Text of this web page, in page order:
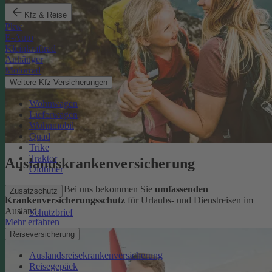
Kfz & Reise
Pkw
E-Auto
Kleinkraftrad
Anhänger
Motorrad
Weitere Kfz-Versicherungen
Wohnwagen
Lieferwagen
Wohnmobil
Quad
Trike
Traktor
Oldtimer
Zusatzschutz
Schutzbrief
Reiseversicherung
Auslandsreisekrankenversicherung
Reisegepäck
Auslandskrankenversicherung
Sorglos reisen: Bei uns bekommen Sie umfassenden
Krankenversicherungsschutz für Urlaubs- und Dienstreisen im
Ausland.
Mehr erfahren